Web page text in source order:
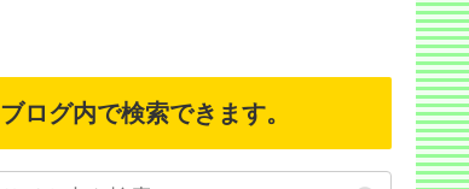
ブログ内で検索できます。